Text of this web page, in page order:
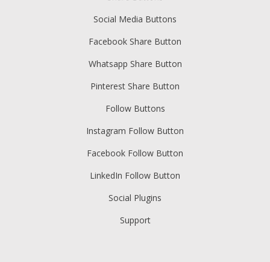
Social Media Buttons
Facebook Share Button
Whatsapp Share Button
Pinterest Share Button
Follow Buttons
Instagram Follow Button
Facebook Follow Button
LinkedIn Follow Button
Social Plugins
Support